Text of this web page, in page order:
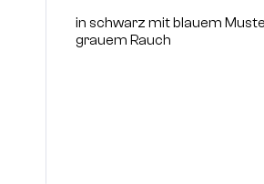
in schwarz mit blauem
grauem Rauch